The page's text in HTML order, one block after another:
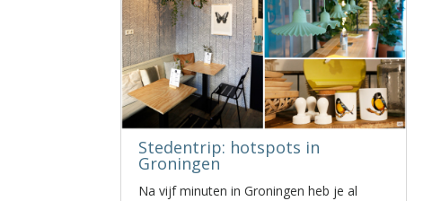
Stedentrip: hotspots in
Groningen
Na vijf minuten in Groningen heb je al